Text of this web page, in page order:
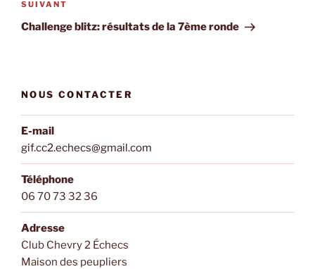
Article
suivant
SUIVANT
Challenge blitz: résultats de la 7ème ronde
NOUS CONTACTER
E-mail
gif.cc2.echecs@gmail.com
Téléphone
06 70 73 32 36
Adresse
Club Chevry 2 Échecs
Maison des peupliers